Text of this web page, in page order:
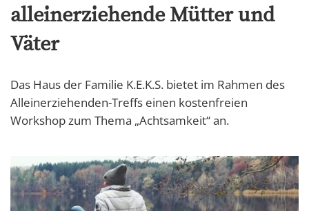
alleinerziehende Mütter und
Väter
Das Haus der Familie K.E.K.S. bietet im Rahmen des
Alleinerziehenden-Treffs einen kostenfreien
Workshop zum Thema „Achtsamkeit“ an.